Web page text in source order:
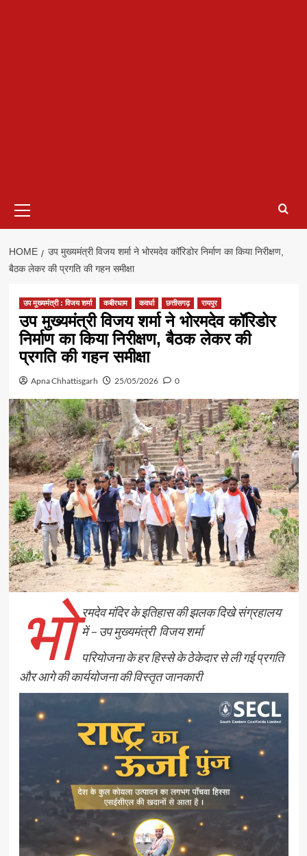
Menu
HOME
उप मुख्यमंत्री विजय शर्मा ने भोरमदेव कॉरिडोर निर्माण का किया निरीक्षण,
बैठक लेकर की प्रगति की गहन समीक्षा
उप मुख्यमंत्री : विजय शर्मा कबीरधाम कवर्धा छत्तीसगढ़ रायपुर
उप मुख्यमंत्री विजय शर्मा ने भोरमदेव कॉरिडोर
निर्माण का किया निरीक्षण, बैठक लेकर की
प्रगति की गहन समीक्षा
Apna Chhattisgarh 25/05/2026 0
भो रमदेव मंदिर के इतिहास की झलक दिखे संग्रहालय
में – उप मुख्यमंत्री विजय शर्मा
परियोजना के हर हिस्से के ठेकेदार से ली गई प्रगति
और आगे की कार्ययोजना की विस्तृत जानकारी